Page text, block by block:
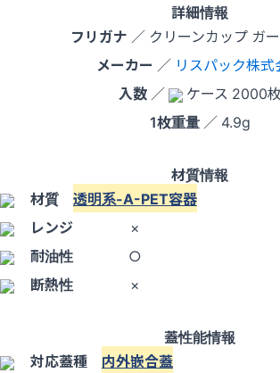
詳細情報
フリガナ ／ クリーンカップ ガ
メーカー ／ リスパック株式
入数／
ケース 2000枚
1枚重量／ 4.9g
材質情報
材質 透明系-A-PET容器
レンジ
×
耐油性
○
断熱性
×
蓋性能情報
対応蓋種 内外嵌合蓋